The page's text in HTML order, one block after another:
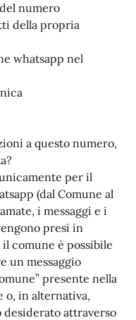
numero
della propria
whatsapp nel
a questo numero,
per il
(dal Comune al
i messaggi e i
presi in
comune è possibile
un messaggio
presente nella
o, in alternativa,
attraverso